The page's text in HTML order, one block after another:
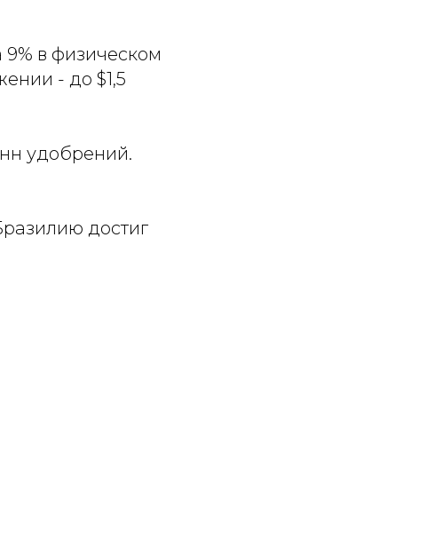
в физическом
- до $1,5
удобрений.
достиг